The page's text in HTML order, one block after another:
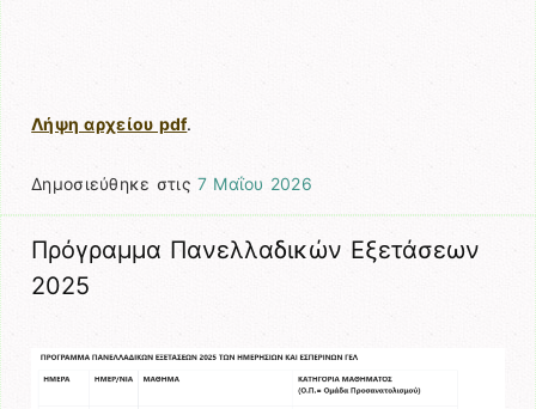
Λήψη αρχείου pdf.
Δημοσιεύθηκε στις 7 Μαΐου 2026
Πρόγραμμα Πανελλαδικών Εξετάσεων
2025